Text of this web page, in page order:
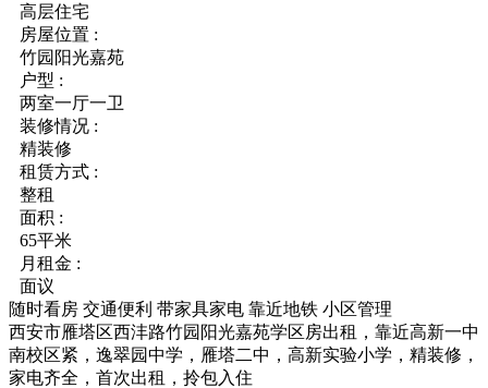
高层住宅
房屋位置 :
竹园阳光嘉苑
户型 :
两室一厅一卫
装修情况 :
精装修
租赁方式 :
整租
面积 :
65平米
月租金 :
面议
随时看房 交通便利 带家具家电 靠近地铁 小区管理
西安市雁塔区西沣路竹园阳光嘉苑学区房出租，靠近高新一中
南校区紧，逸翠园中学，雁塔二中，高新实验小学，精装修，
家电齐全，首次出租，拎包入住